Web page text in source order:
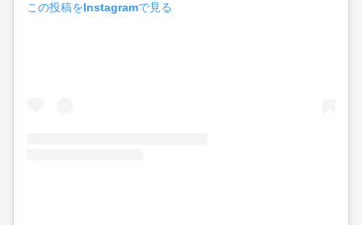
この投稿をInstagramで見る